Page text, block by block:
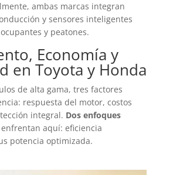
ambas marcas integran
y sensores inteligentes
y peatones.
Economía y
en Toyota y Honda
de alta gama, tres factores
respuesta del motor, costos
integral. Dos enfoques
aquí: eficiencia
potencia optimizada.